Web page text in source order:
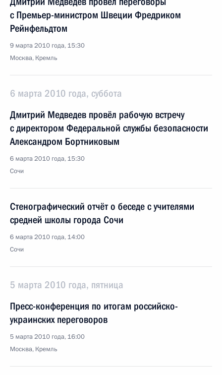
с Премьер-министром Швеции Фредриком
Рейнфельдтом
9 марта 2010 года, 15:30
Москва, Кремль
6 марта 2010 года, суббота
Дмитрий Медведев провёл рабочую встречу
с директором Федеральной службы безопасности
Александром Бортниковым
6 марта 2010 года, 15:30
Сочи
Стенографический отчёт о беседе с учителями
средней школы города Сочи
6 марта 2010 года, 14:00
Сочи
5 марта 2010 года, пятница
Пресс-конференция по итогам российско-
украинских переговоров
5 марта 2010 года, 16:00
Москва, Кремль